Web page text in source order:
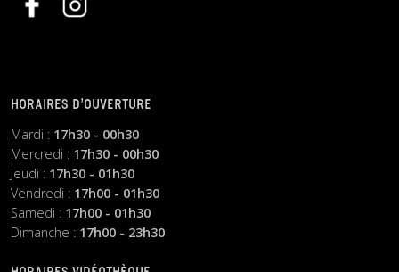
HORAIRES D’OUVERTURE
Mardi : 17h30 - 00h30
Mercredi : 17h30 - 00h30
Jeudi : 17h30 - 01h30
Vendredi : 17h00 - 01h30
Samedi : 17h00 - 01h30
Dimanche : 17h00 - 23h30